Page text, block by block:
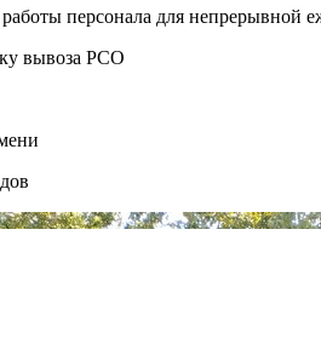
персонала для непрерывной
вывоза РСО